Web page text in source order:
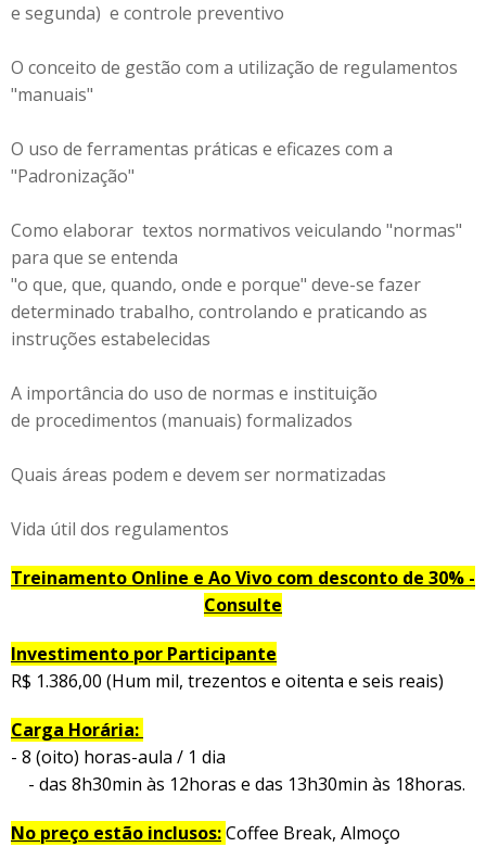
e segunda) e controle preventivo
O conceito de gestão com a utilização de regulamentos
"manuais"
O uso de ferramentas práticas e eficazes com a
"Padronização"
Como elaborar textos normativos veiculando "normas"
para que se entenda
"o que, que, quando, onde e porque" deve-se fazer
determinado trabalho, controlando e praticando as
instruções estabelecidas
A importância do uso de normas e instituição
de procedimentos (manuais) formalizados
Quais áreas podem e devem ser normatizadas
Vida útil dos regulamentos
Treinamento Online e Ao Vivo com desconto de 30% -
Consulte
Investimento por Participante
R$ 1.386,00 (Hum mil, trezentos e oitenta e seis reais)
Carga Horária:
- 8 (oito) horas-aula / 1 dia
- das 8h30min às 12horas e das 13h30min às 18horas.
No preço estão inclusos:Coffee Break, Almoço